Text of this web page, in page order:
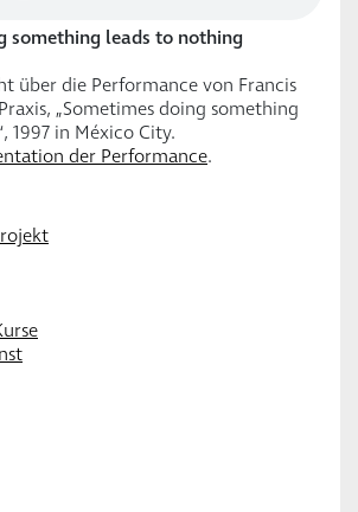
something leads to nothing
über die Performance von Francis
„Sometimes doing something
1997 in México City.
der Performance.